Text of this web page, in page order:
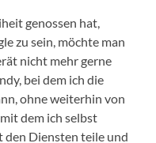
genossen hat,
zu sein, möchte man
nicht mehr gerne
bei dem ich die
ohne weiterhin von
dem ich selbst
den Diensten teile und